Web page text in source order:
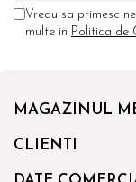
Vreau sa primesc
multe in Politica de
MAGAZINUL
CLIENTI